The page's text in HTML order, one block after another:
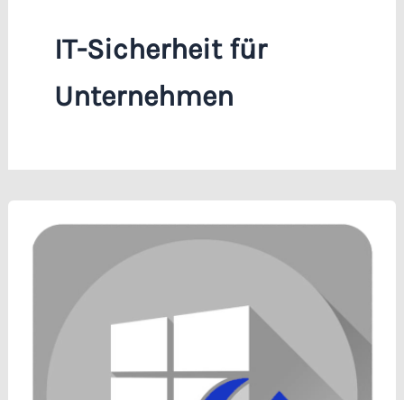
IT-Sicherheit für
Unternehmen